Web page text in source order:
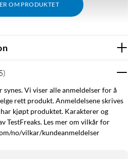
OM PRODUKTET
Flotte AI-funksjoner.
)
synes. Vi viser alle anmeldelser for å
rett produkt. Anmeldelsene skrives
kjøpt produktet. Karakterer og
TestFreaks. Les mer om vilkår for
no/vilkar/kundeanmeldelser